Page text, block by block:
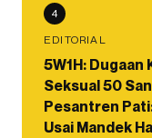
4
EDITORIAL
5W1H:
Seksual 50
Pesantren
Usai Mandek